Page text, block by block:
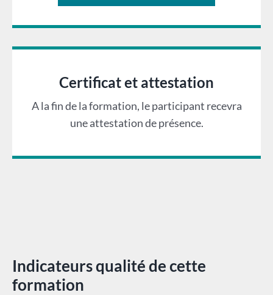
Certificat et attestation
A la fin de la formation, le participant recevra
une attestation de présence.
Indicateurs qualité de cette
formation